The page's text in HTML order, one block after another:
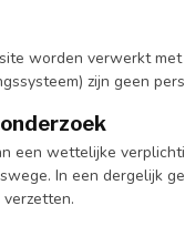
worden verwerkt
zijn geen
een wettelijke
In een dergelijk